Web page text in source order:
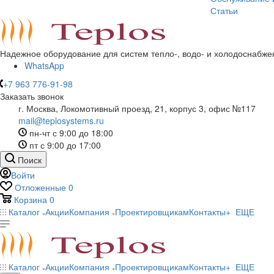
Статьи
Надежное оборудование для систем тепло-, водо- и
WhatsApp
+7 963 776-91-98
Заказать звонок
г. Москва, Локомотивный проезд, 21, корпус 3, офис №117
mail@teplosystems.ru
пн-чт с 9:00 до 18:00
пт с 9:00 до 17:00
Поиск
Войти
Отложенные 0
Корзина 0
Каталог АкцииКомпания ПроектировщикамКонтакты+ ЕЩЕ
Каталог АкцииКомпания ПроектировщикамКонтакты+ ЕЩЕ